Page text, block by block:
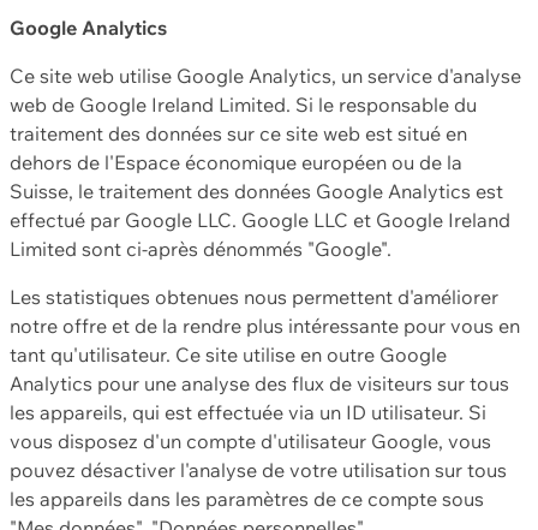
Google Analytics
Ce site web utilise Google Analytics, un service d'analyse
web de Google Ireland Limited. Si le responsable du
traitement des données sur ce site web est situé en
dehors de l'Espace économique européen ou de la
Suisse, le traitement des données Google Analytics est
effectué par Google LLC. Google LLC et Google Ireland
Limited sont ci-après dénommés "Google".
Les statistiques obtenues nous permettent d'améliorer
notre offre et de la rendre plus intéressante pour vous en
tant qu'utilisateur. Ce site utilise en outre Google
Analytics pour une analyse des flux de visiteurs sur tous
les appareils, qui est effectuée via un ID utilisateur. Si
vous disposez d'un compte d'utilisateur Google, vous
pouvez désactiver l'analyse de votre utilisation sur tous
les appareils dans les paramètres de ce compte sous